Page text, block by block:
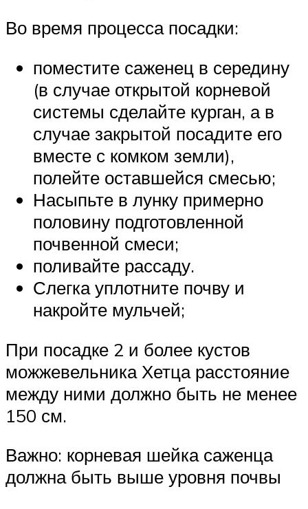
Во время процесса посадки:
поместите саженец в середину
(в случае открытой корневой
системы сделайте курган, а в
случае закрытой посадите его
вместе с комком земли),
полейте оставшейся смесью;
Насыпьте в лунку примерно
половину подготовленной
почвенной смеси;
поливайте рассаду.
Слегка уплотните почву и
накройте мульчей;
При посадке 2 и более кустов
можжевельника Хетца расстояние
между ними должно быть не менее
150 см.
Важно: корневая шейка саженца
должна быть выше уровня почвы